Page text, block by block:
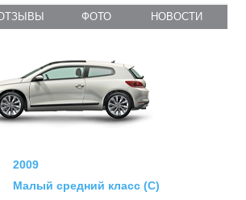
ФОТО НОВОСТИ
2009
Малый средний класс (C)